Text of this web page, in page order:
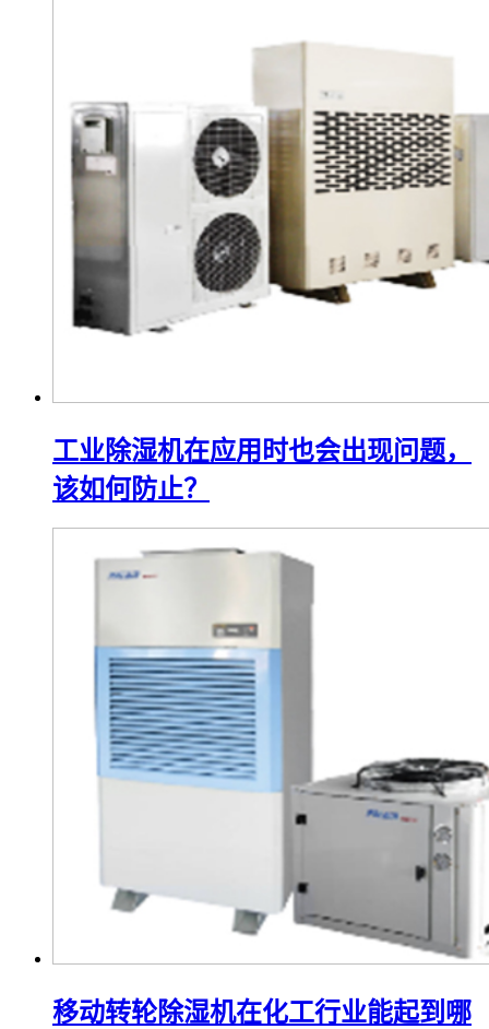
工业除湿机在应用时也会出现问题，
该如何防止？
移动转轮除湿机在化工行业能起到哪